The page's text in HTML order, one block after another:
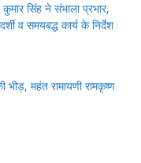
सिंह ने संभाला प्रभार,
व समयबद्ध कार्य के निर्देश
भीड़, महंत रामायणी रामकृष्ण